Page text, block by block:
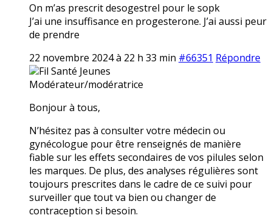
On m’as prescrit desogestrel pour le sopk
J’ai une insuffisance en progesterone. J’ai aussi peur
de prendre
22 novembre 2024 à 22 h 33 min #66351 Répondre
Fil Santé Jeunes
Modérateur/modératrice
Bonjour à tous,
N’hésitez pas à consulter votre médecin ou
gynécologue pour être renseignés de manière
fiable sur les effets secondaires de vos pilules selon
les marques. De plus, des analyses régulières sont
toujours prescrites dans le cadre de ce suivi pour
surveiller que tout va bien ou changer de
contraception si besoin.